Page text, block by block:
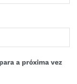
a próxima vez